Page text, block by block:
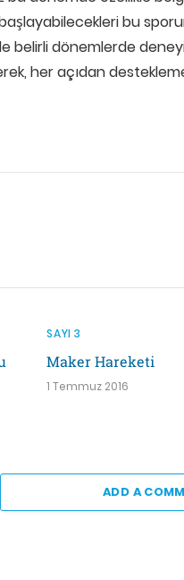
bu
belirli dönemlerde
her açıdan
SAYI 3
Maker Hareketi
1 Temmuz 2016
ADD A